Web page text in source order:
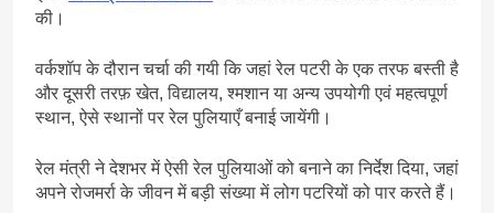
की।
वर्कशॉप के दौरान चर्चा की गयी कि जहां रेल पटरी के एक तरफ बस्ती है
और दूसरी तरफ़ खेत, विद्यालय, श्मशान या अन्य उपयोगी एवं महत्वपूर्ण
स्थान, ऐसे स्थानों पर रेल पुलियाएँ बनाई जायेंगी।
रेल मंत्री ने देशभर में ऐसी रेल पुलियाओं को बनाने का निर्देश दिया, जहां
अपने रोजमर्रा के जीवन में बड़ी संख्या में लोग पटरियों को पार करते हैं।